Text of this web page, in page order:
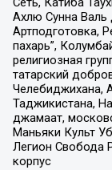
Ахлю Сунна Валь
Артподготовка,
пахарь”,
религиозная
татарский
Челебиджихана,
Таджикистана,
джамаат,
Маньяки Культ
Легион Свобода
корпус